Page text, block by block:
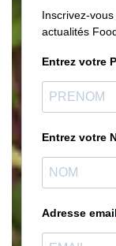
Inscrivez-
actualités
Entrez votre
Entrez votre
Adresse email